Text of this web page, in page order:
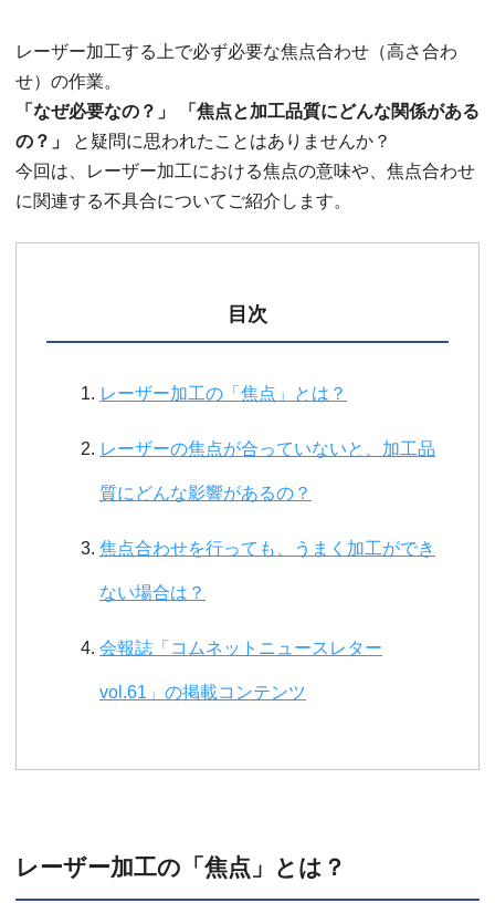
レーザー加工する上で必ず必要な焦点合わせ（高さ合わ
せ）の作業。
「なぜ必要なの？」
「焦点と加工品質にどんな関係がある
の？」
と疑問に思われたことはありませんか？
今回は、レーザー加工における焦点の意味や、焦点合わせ
に関連する不具合についてご紹介します。
目次
レーザー加工の「焦点」とは？
レーザーの焦点が合っていないと、加工品
質にどんな影響があるの？
焦点合わせを行っても、うまく加工ができ
ない場合は？
会報誌「コムネットニュースレター
vol.61」の掲載コンテンツ
レーザー加工の「焦点」とは？